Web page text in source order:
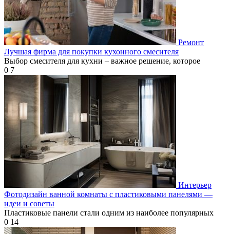
Ремонт
Лучшая фирма для покупки кухонного смесителя
Выбор смесителя для кухни – важное решение, которое
0 7
Интерьер
Фотодизайн ванной комнаты с пластиковыми панелями —
идеи и советы
Пластиковые панели стали одним из наиболее популярных
0 14